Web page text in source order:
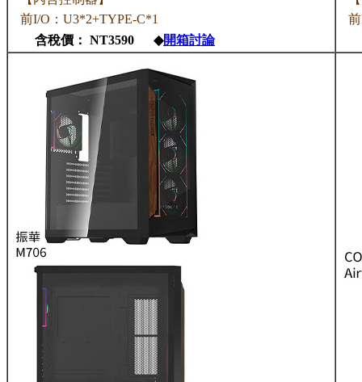
前I/O：U3*2+TYPE-C*1
含稅價： NT3590 ◆開箱討論